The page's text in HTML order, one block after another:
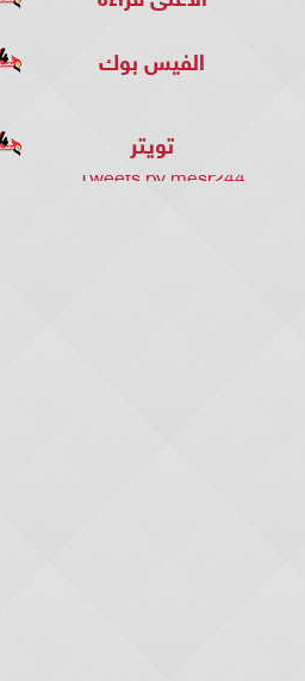
الفيس بوك
تويتر
Tweets by mesr244